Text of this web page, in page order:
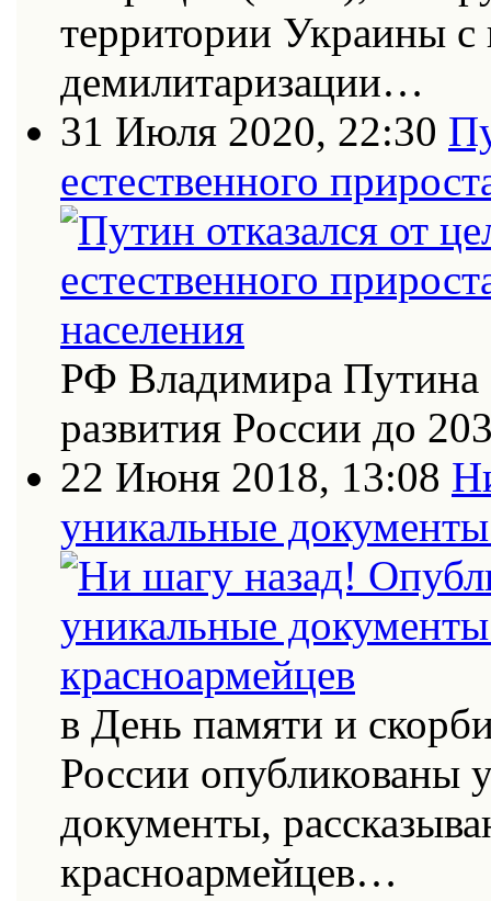
территории Украины
демилитаризации…
31 Июля 2020, 22:30
естественного
РФ Владимира Путина
развития России до
22 Июня 2018, 13:08
уникальные
в День памяти и
России опубликованы
документы,
красноармейцев…